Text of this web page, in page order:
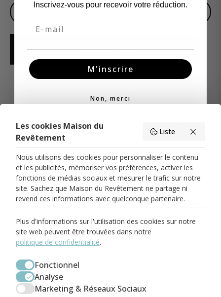
AJOUTER AU PANIER
Livraison chez vous à partir du
Caractéristiques du produit
PARIS 17
58 Rue Pierre Demours
01.82.83.00.71
paris17@maisondurevetement.com
Du Mardi au Samedi
De 10:00 à 12:30
Et de 14:00 à 19:00
58 Avenue Jean Baptiste Clement
boulogne@maisondurevetement.com
Les cookies Maison du
Revêtement
Liste
Nous utilisons des cookies pour personnaliser le contenu
et les publicités, mémoriser vos préférences, activer les
fonctions de médias sociaux et mesurer le trafic sur notre
site. Sachez que Maison du Revêtement ne partage ni
revend ces informations avec quelconque partenaire.
Plus d'informations sur l'utilisation des cookies sur notre
site web peuvent être trouvées dans notre
politique de confidentialité.
Fonctionnel
Analyse
Marketing & Réseaux Sociaux
Inscrivez-vous pour recevoir votre réduction.
Email
M'inscrire
Non, merci